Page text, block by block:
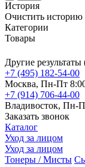
История
Очистить историю
Категории
Товары
Другие результаты
+7 (495) 182-54-00
Москва, Пн-Пт
+7 (914) 706-44-00
Владивосток, Пн-
Заказать звонок
Каталог
Уход за лицом
Уход за лицом
Тонеры / Мисты